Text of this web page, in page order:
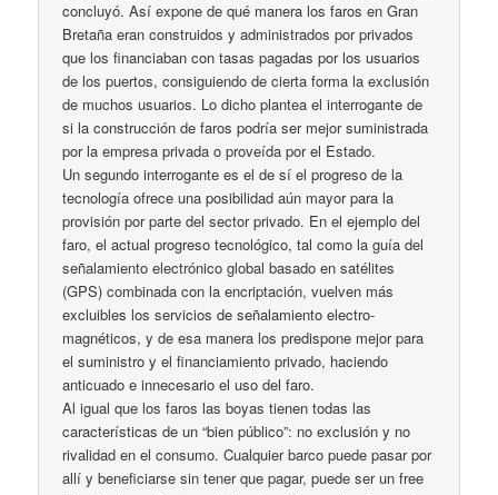
concluyó. Así expone de qué manera los faros en Gran
Bretaña eran construidos y administrados por privados
que los financiaban con tasas pagadas por los usuarios
de los puertos, consiguiendo de cierta forma la exclusión
de muchos usuarios. Lo dicho plantea el interrogante de
si la construcción de faros podría ser mejor suministrada
por la empresa privada o proveída por el Estado.
Un segundo interrogante es el de sí el progreso de la
tecnología ofrece una posibilidad aún mayor para la
provisión por parte del sector privado. En el ejemplo del
faro, el actual progreso tecnológico, tal como la guía del
señalamiento electrónico global basado en satélites
(GPS) combinada con la encriptación, vuelven más
excluibles los servicios de señalamiento electro-
magnéticos, y de esa manera los predispone mejor para
el suministro y el financiamiento privado, haciendo
anticuado e innecesario el uso del faro.
Al igual que los faros las boyas tienen todas las
características de un “bien público”: no exclusión y no
rivalidad en el consumo. Cualquier barco puede pasar por
allí y beneficiarse sin tener que pagar, puede ser un free